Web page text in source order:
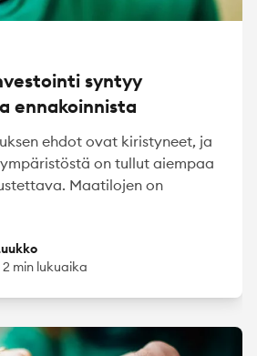
syntyy
ennakoinnista
ehdot ovat kiristyneet, ja
on tullut aiempaa
Maatilojen on
2 min lukuaika